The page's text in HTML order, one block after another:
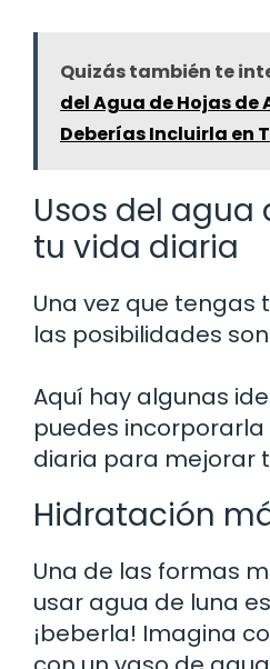
Quizás también te
del Agua de Hojas de
Deberías Incluirla en
Usos del agua
tu vida diaria
Una vez que tengas
las posibilidades
Aquí hay algunas
puedes incorporarla
diaria para mejorar
Hidratación
Una de las formas
usar agua de luna
¡beberla! Imagina